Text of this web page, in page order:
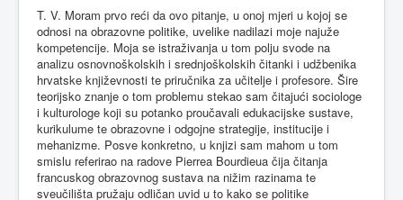
T. V. Moram prvo reći da ovo pitanje, u onoj mjeri u kojoj se
odnosi na obrazovne politike, uvelike nadilazi moje najuže
kompetencije. Moja se istraživanja u tom polju svode na
analizu osnovnoškolskih i srednjoškolskih čitanki i udžbenika
hrvatske književnosti te priručnika za učitelje i profesore. Šire
teorijsko znanje o tom problemu stekao sam čitajući sociologe
i kulturologe koji su potanko proučavali edukacijske sustave,
kurikulume te obrazovne i odgojne strategije, institucije i
mehanizme. Posve konkretno, u knjizi sam mahom u tom
smislu referirao na radove Pierrea Bourdieua čija čitanja
francuskog obrazovnog sustava na nižim razinama te
sveučilišta pružaju odličan uvid u to kako se politike